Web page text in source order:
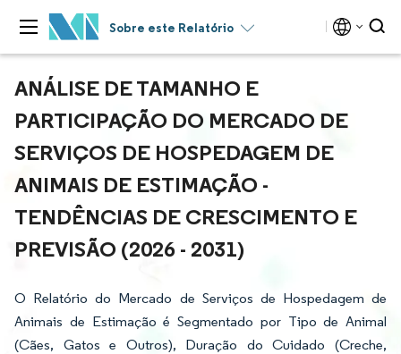
Sobre este Relatório
ANÁLISE DE TAMANHO E
PARTICIPAÇÃO DO MERCADO DE
SERVIÇOS DE HOSPEDAGEM DE
ANIMAIS DE ESTIMAÇÃO -
TENDÊNCIAS DE CRESCIMENTO E
PREVISÃO (2026 - 2031)
O Relatório do Mercado de Serviços de Hospedagem de
Animais de Estimação é Segmentado por Tipo de Animal
(Cães, Gatos e Outros), Duração do Cuidado (Creche,